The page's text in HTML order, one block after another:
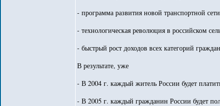
- программа развития новой транспортной
- технологическая революция в российском
- быстрый рост доходов всех категорий граждан
В результате, уже
- В 2004 г. каждый житель России будет
- В 2005 г. каждый гражданин России будет